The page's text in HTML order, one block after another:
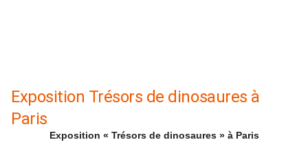
Exposition Trésors de dinosaures à
Paris
Exposition « Trésors de dinosaures » à Paris